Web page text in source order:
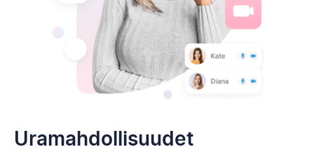
Uramahdollisuudet